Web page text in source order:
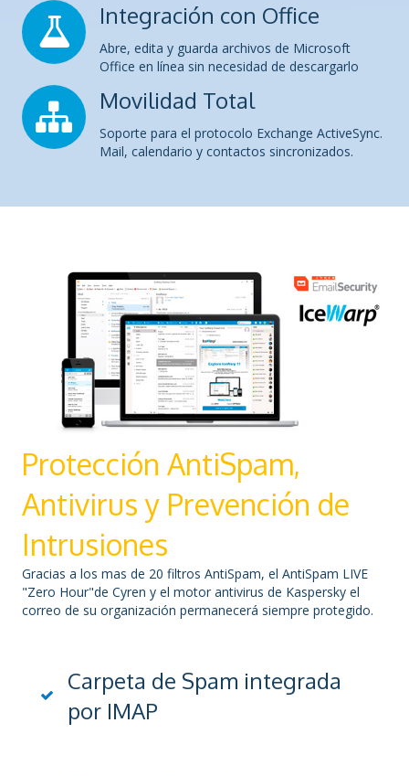
Integración con Office
Abre, edita y guarda archivos de Microsoft
Office en línea sin necesidad de descargarlo
Movilidad Total
Soporte para el protocolo Exchange ActiveSync.
Mail, calendario y contactos sincronizados.
Protección AntiSpam,
Antivirus y Prevención de
Intrusiones
Gracias a los mas de 20 filtros AntiSpam, el AntiSpam LIVE
"Zero Hour"de Cyren y el motor antivirus de Kaspersky el
correo de su organización permanecerá siempre protegido.
Carpeta de Spam integrada
por IMAP